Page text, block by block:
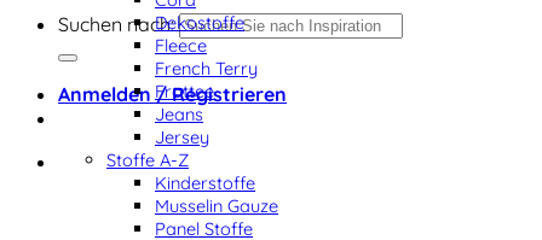
Suchen nach:
Anmelden / Registrieren
Dekostoffe
Fleece
French Terry
Frottee
Jeans
Jersey
Stoffe A-Z
Kinderstoffe
Musselin Gauze
Panel Stoffe